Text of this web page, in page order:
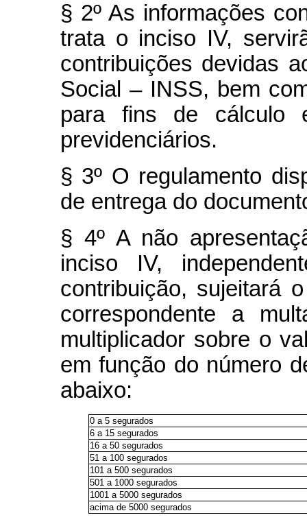
§ 2º As informações
trata o inciso IV,
contribuições devidas
Social – INSS, bem
para fins de cálculo
previdenciários.
§ 3º O regulamento
de entrega do
§ 4º A não
inciso IV,
contribuição, sujeitará
correspondente a
multiplicador sobre o
em função do número
abaixo:
0 a 5 segurados
6 a 15 segurados
16 a 50 segurados
51 a 100 segurados
101 a 500 segurados
501 a 1000 segurados
1001 a 5000 segurados
acima de 5000 segurados